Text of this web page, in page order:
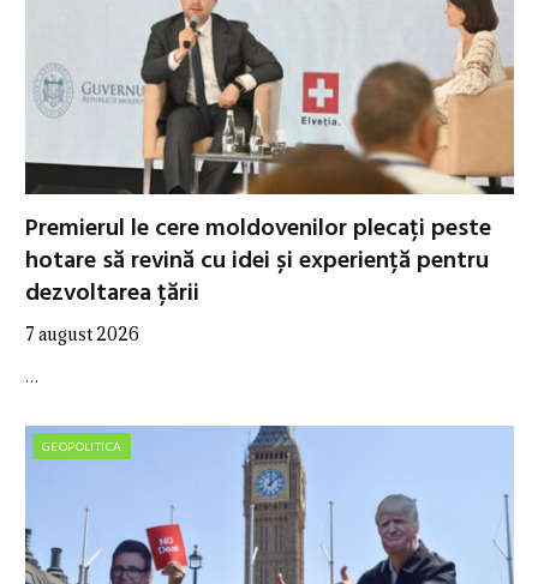
Premierul le cere moldovenilor plecați peste
hotare să revină cu idei și experiență pentru
dezvoltarea țării
7 august 2026
…
GEOPOLITICA